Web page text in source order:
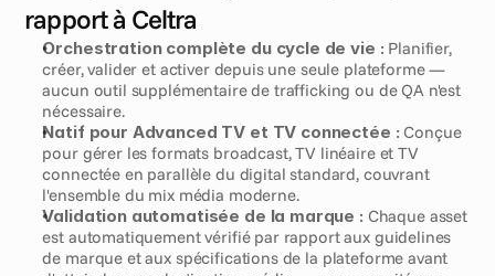
rapport à Celtra
Orchestration complète du cycle de vie : Planifier,
créer, valider et activer depuis une seule plateforme —
aucun outil supplémentaire de trafficking ou de QA n'est
nécessaire.
Natif pour Advanced TV et TV connectée : Conçue
pour gérer les formats broadcast, TV linéaire et TV
connectée en parallèle du digital standard, couvrant
l'ensemble du mix média moderne.
Validation automatisée de la marque : Chaque asset
est automatiquement vérifié par rapport aux guidelines
de marque et aux spécifications de la plateforme avant